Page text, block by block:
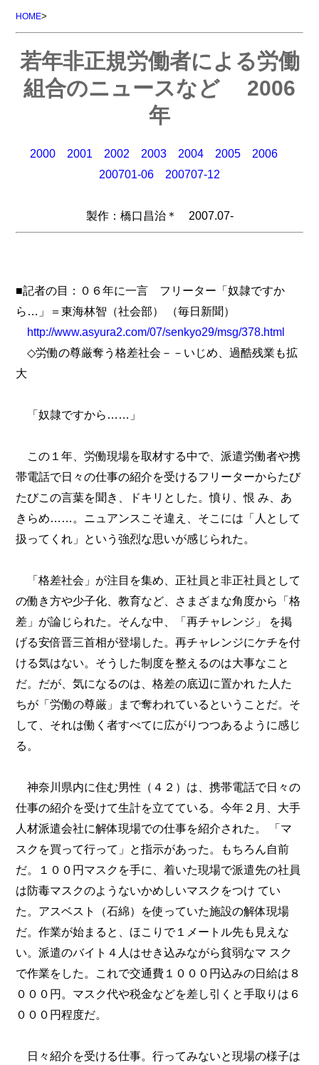
HOME>
若年非正規労働者による労働
組合のニュースなど 2006
年
2000 2001 2002 2003 2004 2005
2006
200701-06
200707-12
製作：橋口昌治＊ 2007.07-
■記者の目：０６年に一言 フリーター「奴隷ですか
ら…」＝東海林智（社会部） （毎日新聞）
http://www.asyura2.com/07/senkyo29/msg/378.html
◇労働の尊厳奪う格差社会－－いじめ、過酷残業も拡
大
「奴隷ですから……」
この１年、労働現場を取材する中で、派遣労働者や携
帯電話で日々の仕事の紹介を受けるフリーターからたび
たびこの言葉を聞き、ドキリとした。憤り、恨 み、あ
きらめ……。ニュアンスこそ違え、そこには「人として
扱ってくれ」という強烈な思いが感じられた。
「格差社会」が注目を集め、正社員と非正社員として
の働き方や少子化、教育など、さまざまな角度から「格
差」が論じられた。そんな中、「再チャレンジ」 を掲
げる安倍晋三首相が登場した。再チャレンジにケチを付
ける気はない。そうした制度を整えるのは大事なこと
だ。だが、気になるのは、格差の底辺に置かれ た人た
ちが「労働の尊厳」まで奪われているということだ。そ
して、それは働く者すべてに広がりつつあるように感じ
る。
神奈川県内に住む男性（４２）は、携帯電話で日々の
仕事の紹介を受けて生計を立てている。今年２月、大手
人材派遣会社に解体現場での仕事を紹介された。 「マ
スクを買って行って」と指示があった。もちろん自前
だ。１００円マスクを手に、着いた現場で派遣先の社員
は防毒マスクのようないかめしいマスクをつけ てい
た。アスベスト（石綿）を使っていた施設の解体現場
だ。作業が始まると、ほこりで１メートル先も見えな
い。派遣のバイト４人はせき込みながら貧弱なマ スク
で作業をした。これで交通費１０００円込みの日給は８
０００円。マスク代や税金などを差し引くと手取りは６
０００円程度だ。
日々紹介を受ける仕事。行ってみないと現場の様子は